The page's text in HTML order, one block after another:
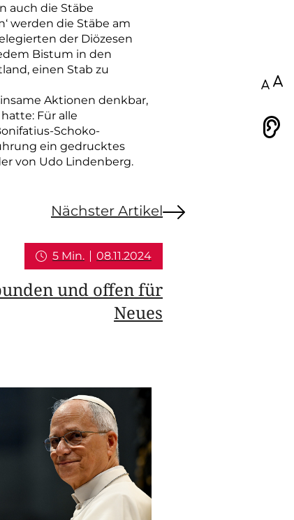
auch die Stäbe
werden die Stäbe am
der Diözesen
Bistum in den
einen Stab zu
Aktionen denkbar,
Für alle
Schoko-
ein gedrucktes
von Udo Lindenberg.
Nächster Artikel
5 Min. 08.11.2024
und offen für
Neues